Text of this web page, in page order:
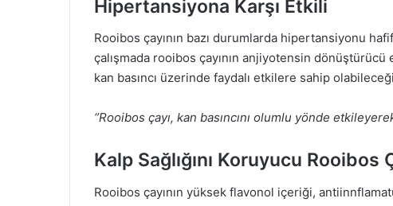
Hipertansiyona Karşı Etkili
Rooibos çayının bazı durumlarda hipertansiyonu
çalışmada rooibos çayının anjiyotensin
kan basıncı üzerinde faydalı etkilere sahip
‘’Rooibos çayı, kan basıncını olumlu yönde
Kalp Sağlığını Koruyucu Rooibos
Rooibos çayının yüksek flavonol içeriği,